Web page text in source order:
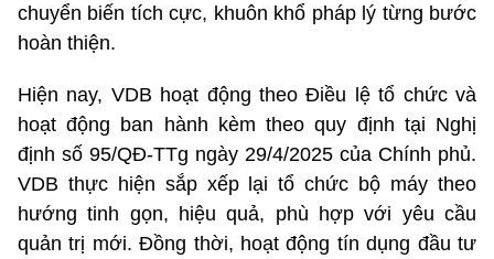
chuyển biến tích cực, khuôn khổ pháp lý từng bước
hoàn thiện.
Hiện nay, VDB hoạt động theo Điều lệ tổ chức và
hoạt động ban hành kèm theo quy định tại Nghị
định số 95/QĐ-TTg ngày 29/4/2025 của Chính phủ.
VDB thực hiện sắp xếp lại tổ chức bộ máy theo
hướng tinh gọn, hiệu quả, phù hợp với yêu cầu
quản trị mới. Đồng thời, hoạt động tín dụng đầu tư